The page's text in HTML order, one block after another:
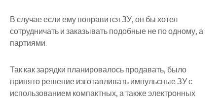
В случае если ему понравится ЗУ, он бы хотел
сотрудничать и заказывать подобные не по одному, а
партиями.
Так как зарядки планировалось продавать, было
принято решение изготавливать импульсные ЗУ с
использованием компактных, а также электронных